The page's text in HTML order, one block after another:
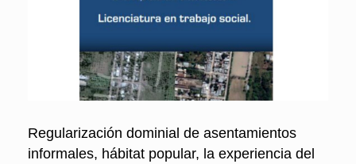
Regularización dominial de asentamientos
informales, hábitat popular, la experiencia del